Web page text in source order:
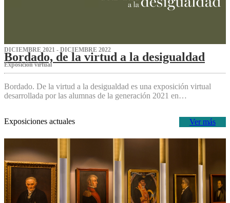
DICIEMBRE 2021 - DICIEMBRE 2022
Bordado, de la virtud a la desigualdad
Exposición virtual‌
Bordado. De la virtud a la desigualdad es una exposición virtual
desarrollada por las alumnas de la generación 2021 en…
Ver más
Exposiciones actuales